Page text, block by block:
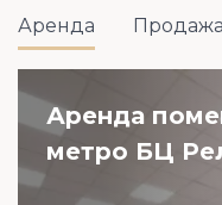
Аренда Продажа
Аренда
метро БЦ